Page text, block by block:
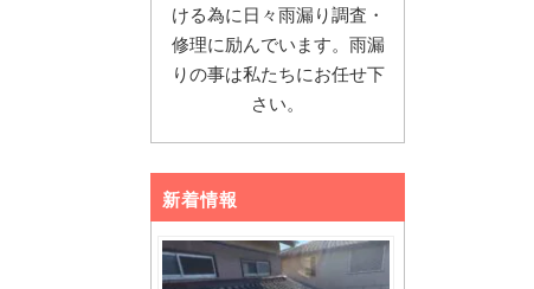
ける為に日々雨漏り調査・
修理に励んでいます。雨漏
りの事は私たちにお任せ下
さい。
新着情報